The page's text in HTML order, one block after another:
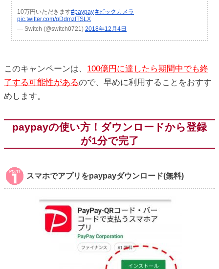
10万円いただきます#paypay #ビックカメラ
pic.twitter.com/gDdmzlTSLX
— Switch (@switch0721) 2018年12月4日
このキャンペーンは、 100億円に達したら期間中でも終
了する可能性があるので、早めに利用することをおすす
めします。
paypayの使い方！ダウンロードから登録
が1分で完了
スマホでアプリをpaypayダウンロード(無料)